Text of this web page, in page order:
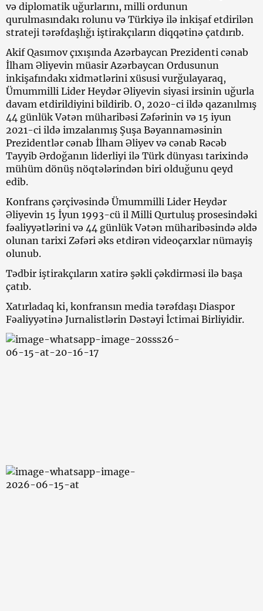
və diplomatik uğurlarını, milli ordunun
qurulmasındakı rolunu və Türkiyə ilə inkişaf etdirilən
strateji tərəfdaşlığı iştirakçıların diqqətinə çatdırıb.
Akif Qasımov çıxışında Azərbaycan Prezidenti cənab
İlham Əliyevin müasir Azərbaycan Ordusunun
inkişafındakı xidmətlərini xüsusi vurğulayaraq,
Ümummilli Lider Heydər Əliyevin siyasi irsinin uğurla
davam etdirildiyini bildirib. O, 2020-ci ildə qazanılmış
44 günlük Vətən müharibəsi Zəfərinin və 15 iyun
2021-ci ildə imzalanmış Şuşa Bəyannaməsinin
Prezidentlər cənab İlham Əliyev və cənab Rəcəb
Tayyib Ərdoğanın liderliyi ilə Türk dünyası tarixində
mühüm dönüş nöqtələrindən biri olduğunu qeyd
edib.
Konfrans çərçivəsində Ümummilli Lider Heydər
Əliyevin 15 İyun 1993-cü il Milli Qurtuluş prosesindəki
fəaliyyətlərini və 44 günlük Vətən müharibəsində əldə
olunan tarixi Zəfəri əks etdirən videoçarxlar nümayiş
olunub.
Tədbir iştirakçıların xatirə şəkli çəkdirməsi ilə başa
çatıb.
Xatırladaq ki, konfransın media tərəfdaşı Diaspor
Fəaliyyətinə Jurnalistlərin Dəstəyi İctimai Birliyidir.